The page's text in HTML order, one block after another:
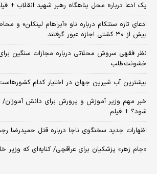
یک ادعا درباره محل پناهگاه‌ رهبر شهید انقلاب +
ادعای تازه سنتکام درباره ناو «آبراهام لینکلن» و
بیش از ۳۰ کشتی اجازه عبور گرفتند
نظر فقهی سروش محلاتی درباره مجازات سنگین
خشونت‌طلب
بیشترین آب شیرین جهان در اختیار کدام
خبر مهم وزیر آموزش و پرورش برای دانش
شود؟ + فیلم
اظهارات جدید سخنگوی ناجا درباره قتل حمیدرضا
«جام زهر» پزشکیان برای عراقچی/ کنایه‌ای که وزیر